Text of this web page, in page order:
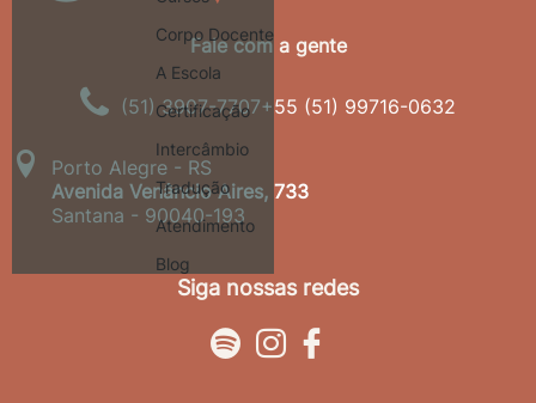
Corpo Docente
A Escola
Certificação
Intercâmbio
Tradução
Atendimento
Blog
(51) 3907-7707+55 (51) 99716-0632
Porto Alegre - RS
Avenida Venâncio Aires, 733
Santana - 90040-193
Siga nossas redes
  